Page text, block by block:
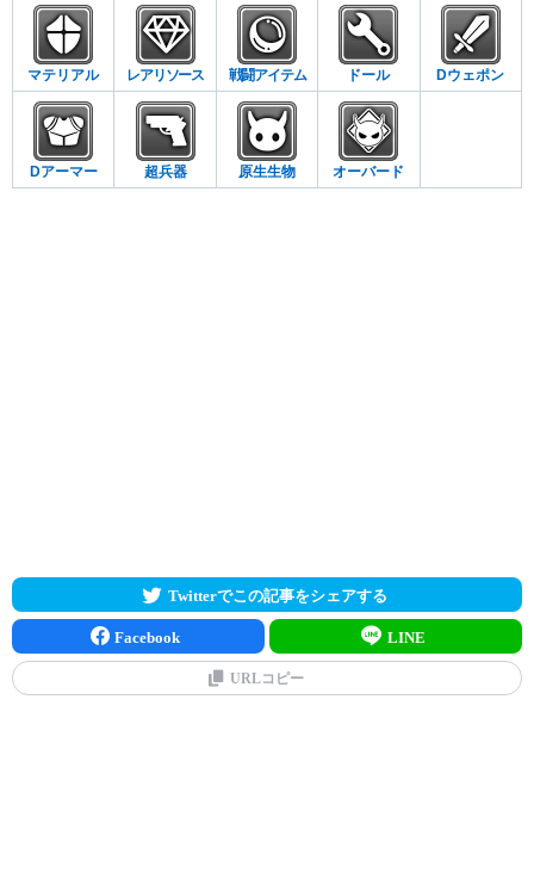
マテリアル レアリソース 戦闘アイテム ドール Dウェポン
Dアーマー 超兵器 原生生物 オーバード
Twitterでこの記事をシェアする
Facebook LINE
URLコピー